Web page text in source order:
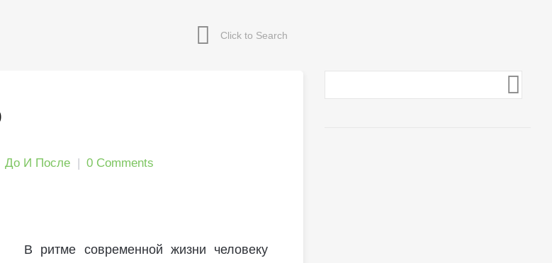
До И После 0 Comments
В ритме современной жизни человеку